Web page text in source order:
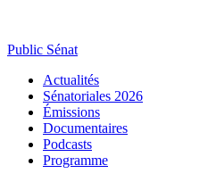
Public Sénat
Actualités
Sénatoriales 2026
Émissions
Documentaires
Podcasts
Programme